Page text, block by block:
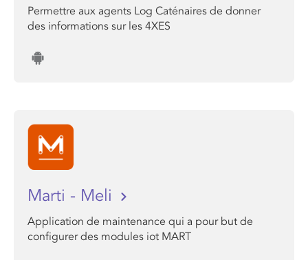
Permettre aux agents Log Caténaires de donner
des informations sur les 4XES
Marti - Meli
Application de maintenance qui a pour but de
configurer des modules iot MART